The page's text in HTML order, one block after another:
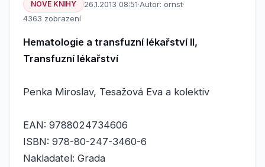
NOVE KNIHY 26.1.2013 08:51·Autor: ornst·
4363 zobrazení
Hematologie a transfuzní lékařství II,
Transfuzní lékařství
Penka Miroslav, Tesažová Eva a kolektiv
EAN: 9788024734606
ISBN: 978-80-247-3460-6
Nakladatel: Grada